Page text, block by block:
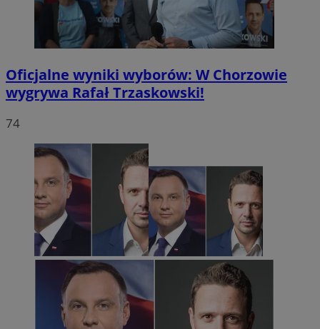
Oficjalne wyniki wyborów: W Chorzowie
wygrywa Rafał Trzaskowski!
74